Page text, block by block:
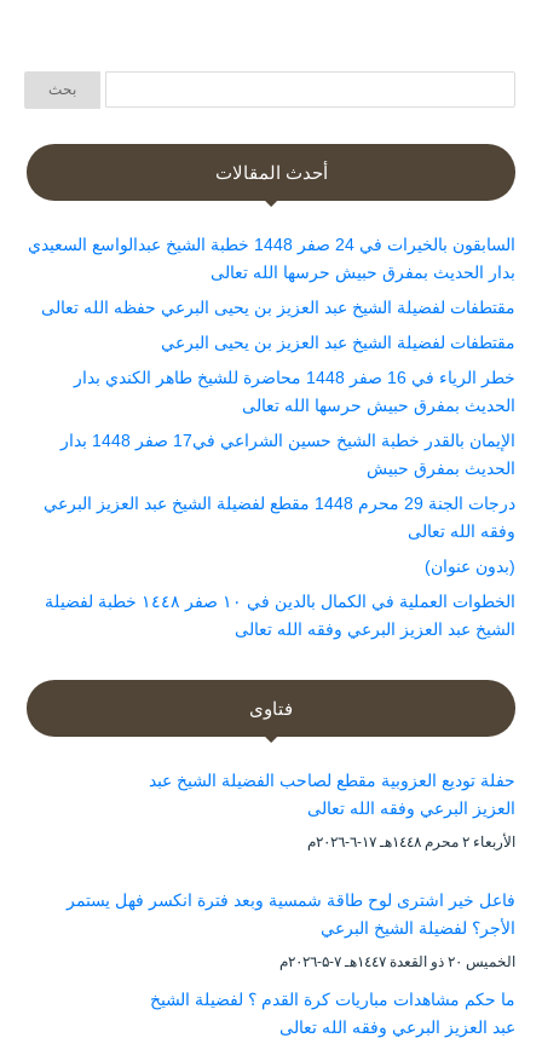
أحدث المقالات
السابقون بالخيرات في 24 صفر 1448 خطبة الشيخ عبدالواسع السعيدي
بدار الحديث بمفرق حبيش حرسها الله تعالى
مقتطفات لفضيلة الشيخ عبد العزيز بن يحيى البرعي حفظه الله تعالى
مقتطفات لفضيلة الشيخ عبد العزيز بن يحيى البرعي
خطر الرياء في 16 صفر 1448 محاضرة للشيخ طاهر الكندي بدار
الحديث بمفرق حبيش حرسها الله تعالى
الإيمان بالقدر خطبة الشيخ حسين الشراعي في17 صفر 1448 بدار
الحديث بمفرق حبيش
درجات الجنة 29 محرم 1448 مقطع لفضيلة الشيخ عبد العزيز البرعي
وفقه الله تعالى
(بدون عنوان)
الخطوات العملية في الكمال بالدين في ١٠ صفر ١٤٤٨ خطبة لفضيلة
الشيخ عبد العزيز البرعي وفقه الله تعالى
فتاوى
حفلة توديع العزوبية مقطع لصاحب الفضيلة الشيخ عبد
العزيز البرعي وفقه الله تعالى
الأربعاء ۲ محرم ۱٤٤۸هـ ۱۷-٦-۲۰۲٦م
فاعل خير اشترى لوح طاقة شمسية وبعد فترة انكسر فهل يستمر
الأجر؟ لفضيلة الشيخ البرعي
الخميس ۲۰ ذو القعدة ۱٤٤۷هـ ۷-۵-۲۰۲٦م
ما حكم مشاهدات مباريات كرة القدم ؟ لفضيلة الشيخ
عبد العزيز البرعي وفقه الله تعالى